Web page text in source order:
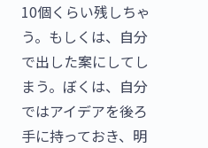
10個くらい残しちゃ
う。もしくは、自分
で出した案にしてし
まう。ぼくは、自分
ではアイデアを後ろ
手に持っておき、明